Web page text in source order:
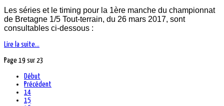
Les séries et le timing pour la 1ère manche du championnat
de Bretagne 1/5 Tout-terrain, du 26 mars 2017, sont
consultables ci-dessous :
Lire la suite...
Page 19 sur 23
Début
Précédent
14
15